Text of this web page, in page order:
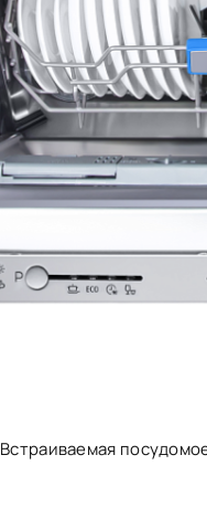
Встраиваемая